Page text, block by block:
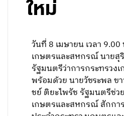
ใหม่
วันที่ 8 เมษายน เวลา
เกษตรและสหกรณ์ นายสุ
รัฐมนตรีว่าการกระทรว
พร้อมด้วย นายวัชระพล ข
ชย์ ติยะไพรัช รัฐมนตรีช่ว
เกษตรและสหกรณ์ สักกา